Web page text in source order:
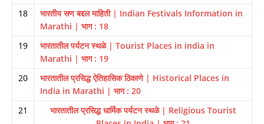
18
भारतीय सण बद्दल माहिती | Indian Festivals Information in
Marathi | भाग : 18
19
भारतातील पर्यटन स्थळे | Tourist Places in india in
Marathi | भाग : 19
20
भारतातील प्रसिद्ध ऐतिहासिक ठिकाणे | Historical Places in
India in Marathi | भाग : 20
21
भारतातील प्रसिद्ध धार्मिक पर्यटन स्थळे | Religious Tourist